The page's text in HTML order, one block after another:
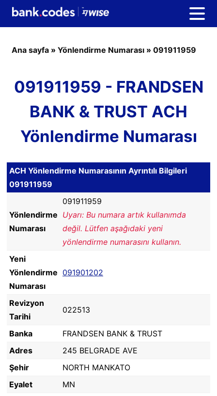
Ana sayfa » Yönlendirme Numarası » 091911959
091911959 - FRANDSEN
BANK & TRUST ACH
Yönlendirme Numarası
ACH Yönlendirme Numarasının Ayrıntılı Bilgileri
091911959
Yönlendirme
Numarası
091911959
Uyarı: Bu numara artık kullanımda
değil. Lütfen aşağıdaki yeni
yönlendirme numarasını kullanın.
Yeni
Yönlendirme
Numarası
091901202
Revizyon
Tarihi
022513
Banka
FRANDSEN BANK & TRUST
Adres
245 BELGRADE AVE
Şehir
NORTH MANKATO
Eyalet
MN